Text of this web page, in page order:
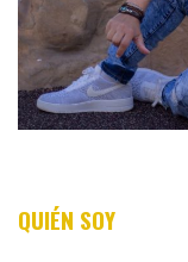
QUIÉN SOY